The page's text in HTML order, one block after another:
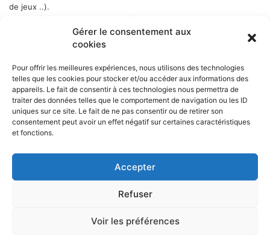
Gérer le consentement aux
cookies
Pour offrir les meilleures expériences, nous utilisons des technologies
telles que les cookies pour stocker et/ou accéder aux informations des
appareils. Le fait de consentir à ces technologies nous permettra de
traiter des données telles que le comportement de navigation ou les ID
uniques sur ce site. Le fait de ne pas consentir ou de retirer son
consentement peut avoir un effet négatif sur certaines caractéristiques
et fonctions.
Accepter
Refuser
Voir les préférences
de jeux ..).
Les soirées-jeux sont ouvertes à tous (enfin quand même plutôt
aux adultes). Elles ont lieu chaque Week-end en alternance : 1er
samedi du mois, puis vendredi, puis samedi etc..., a Belbex (6
minuit...
La cotisation annuelle est de 10 € (mais le trésorier est indulgent
envers les curieux qui viennent une fois comme ça ...)Donc, si
cela vous dit, n'hésitez pas !
L'angle du jeu - 5 rue Marchande, 15000 Aurillac